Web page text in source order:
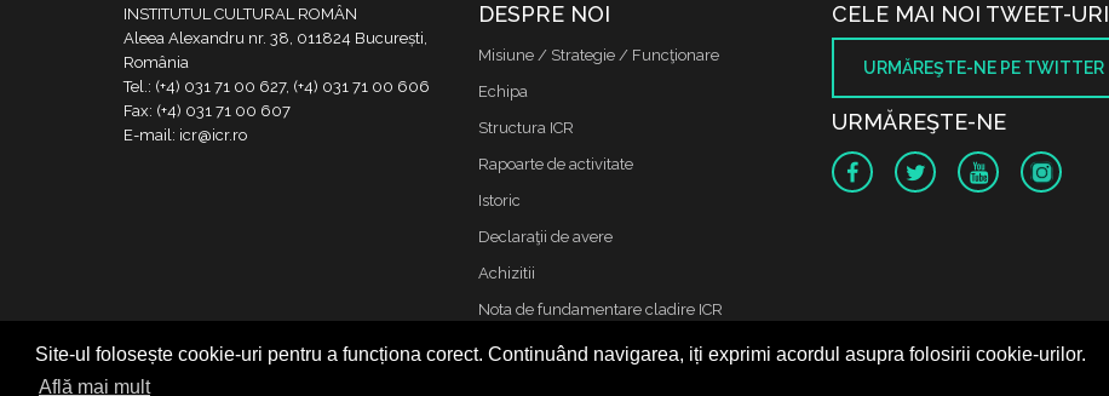
Site-ul folosește cookie-uri pentru a funcționa corect. Continuând navigarea, iți exprimi acordul asupra folosirii cookie-urilor.
Află mai mult
INSTITUTUL CULTURAL ROMÂN
Aleea Alexandru nr. 38, 011824 București,
România
Tel.: (+4) 031 71 00 627, (+4) 031 71 00 606
Fax: (+4) 031 71 00 607
E-mail: icr@icr.ro
DESPRE NOI
Misiune / Strategie / Funcţionare
Echipa
Structura ICR
Rapoarte de activitate
Istoric
Declaraţii de avere
Achizitii
Nota de fundamentare cladire ICR
Contact
CELE MAI NOI TWEET-URI
URMĂREŞTE-NE PE TWITTER
URMĂREŞTE-NE